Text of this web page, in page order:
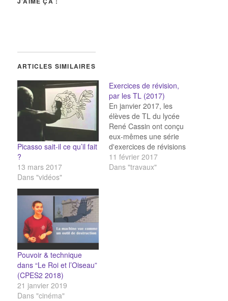
ARTICLES SIMILAIRES
Picasso sait-il ce qu’il fait
?
13 mars 2017
Dans "vidéos"
Exercices de révision,
par les TL (2017)
En janvier 2017, les
élèves de TL du lycée
René Cassin ont conçu
eux-mêmes une série
d'exercices de révisions
en prévision du Bac
Blanc. Pour lancer la
11 février 2017
Dans "travaux"
Pouvoir & technique
dans “Le Roi et l’Oiseau”
(CPES2 2018)
21 janvier 2019
Dans "cinéma"